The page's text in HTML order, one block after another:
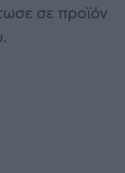
σε προϊόν